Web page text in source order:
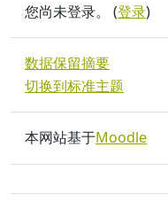
您尚未登录。 (登录)
‎数据保留摘要‎
切换到标准主题
本网站基于Moodle